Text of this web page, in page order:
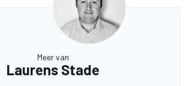
Meer van
Laurens Stade